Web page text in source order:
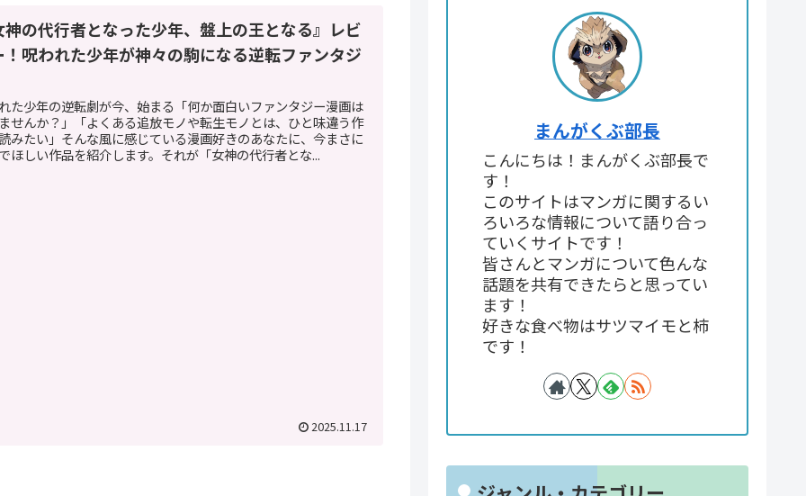
神の代行者となった少年、盤上の王となる』レビ
！呪われた少年が神々の駒になる逆転ファンタジ
た少年の逆転劇が今、始まる「何か面白いファンタジー漫画は
せんか？」「よくある追放モノや転生モノとは、ひと味違う作
みたい」そんな風に感じている漫画好きのあなたに、今まさに
ほしい作品を紹介します。それが「女神の代行者とな...
2025.11.17
まんがくぶ部長
こんにちは！まんがくぶ部長で
す！
このサイトはマンガに関するい
ろいろな情報について語り合っ
ていくサイトです！
皆さんとマンガについて色んな
話題を共有できたらと思ってい
ます！
好きな食べ物はサツマイモと柿
です！